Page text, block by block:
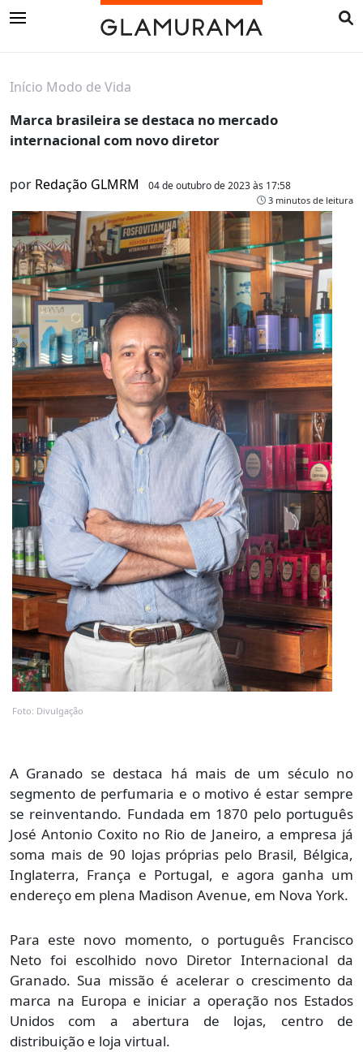
Início Modo de Vida
Marca brasileira se destaca no mercado
internacional com novo diretor
por Redação GLMRM 04 de outubro de 2023 às 17:58
3 minutos de leitura
Foto: Divulgação
A Granado se destaca há mais de um século no
segmento de perfumaria e o motivo é estar sempre
se reinventando. Fundada em 1870 pelo português
José Antonio Coxito no Rio de Janeiro, a empresa já
soma mais de 90 lojas próprias pelo Brasil, Bélgica,
Inglaterra, França e Portugal, e agora ganha um
endereço em plena Madison Avenue, em Nova York.
Para este novo momento, o português Francisco
Neto foi escolhido novo Diretor Internacional da
Granado. Sua missão é acelerar o crescimento da
marca na Europa e iniciar a operação nos Estados
Unidos com a abertura de lojas, centro de
distribuição e loja virtual.